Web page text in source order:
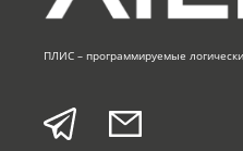
ПЛИС – программируемые